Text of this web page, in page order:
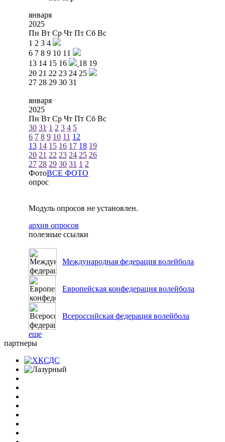
января
2025
Пн Вт Ср Чт Пт Сб Вс
1 2 3 4
6 7 8 9 10 11
13 14 15 16 18 19
20 21 22 23 24 25
27 28 29 30 31
января
2025
Пн Вт Ср Чт Пт Сб Вс
30 31 1 2 3 4 5
6 7 8 9 10 11 12
13 14 15 16 17 18 19
20 21 22 23 24 25 26
27 28 29 30 31 1 2
ФотоВСЕ ФОТО
опрос
Модуль опросов не установлен.
архив опросов
полезные ссылки
Международная федерация волейбола
Европейская конфедерация волейбола
Всероссийская федерация волейбола
еще
партнеры